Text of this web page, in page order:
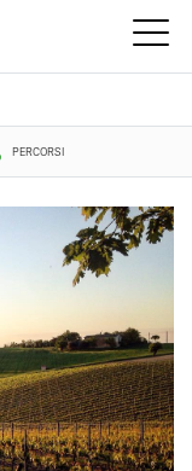
PERCORSI